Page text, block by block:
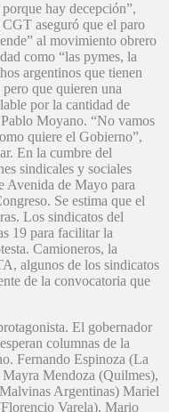
hay decepción”,
aseguró que el paro
al movimiento obrero
como “las pymes, la
argentinos que tienen
que quieren una
por la cantidad de
Moyano. “No vamos
quiere el Gobierno”,
En la cumbre del
sindicales y sociales
Avenida de Mayo para
Se estima que el
Los sindicatos del
19 para facilitar la
Camioneros, la
algunos de los sindicatos
de la convocatoria que
El gobernador
columnas de la
Fernando Espinoza (La
Mendoza (Quilmes),
Argentinas) Mariel
Varela), Mario